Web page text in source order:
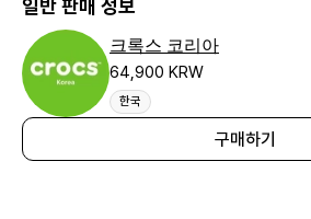
일반 판매 정보
크록스 코리아
64,900 KRW
한국
구매하기